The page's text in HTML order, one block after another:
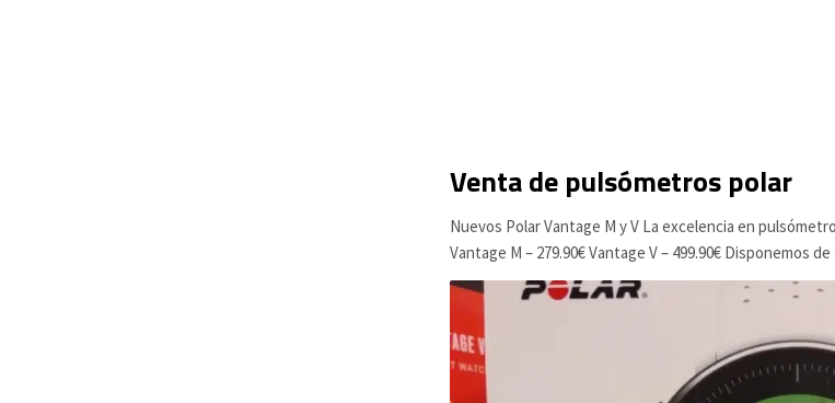
Venta de pulsómetros polar
Nuevos Polar Vantage M y V La excelencia en
Vantage M – 279.90€ Vantage V – 499.90€